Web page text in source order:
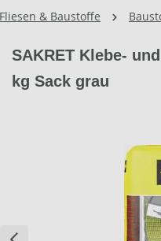
Fliesen & Baustoffe
SAKRET Klebe-
kg Sack grau